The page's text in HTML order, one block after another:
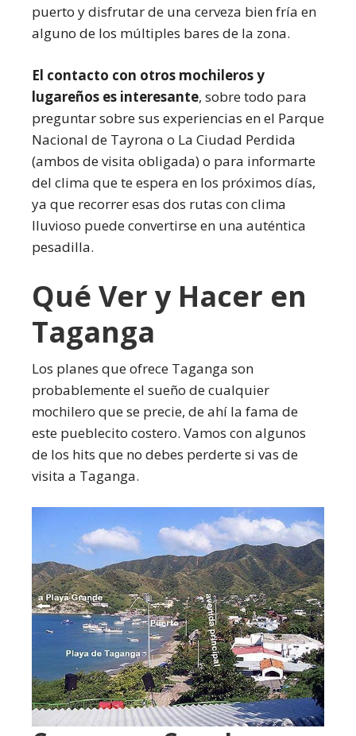
puerto y disfrutar de una cerveza bien fría en
alguno de los múltiples bares de la zona.
El contacto con otros mochileros y
lugareños es interesante, sobre todo para
preguntar sobre sus experiencias en el Parque
Nacional de Tayrona o La Ciudad Perdida
(ambos de visita obligada) o para informarte
del clima que te espera en los próximos días,
ya que recorrer esas dos rutas con clima
lluvioso puede convertirse en una auténtica
pesadilla.
Qué Ver y Hacer en
Taganga
Los planes que ofrece Taganga son
probablemente el sueño de cualquier
mochilero que se precie, de ahí la fama de
este pueblecito costero. Vamos con algunos
de los hits que no debes perderte si vas de
visita a Taganga.